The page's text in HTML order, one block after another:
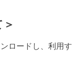
ロードし、利用す